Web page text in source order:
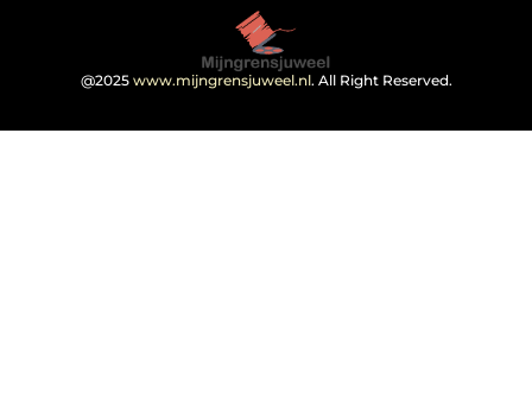
@2025 www.mijngrensjuweel.nl. All Right Reserved.